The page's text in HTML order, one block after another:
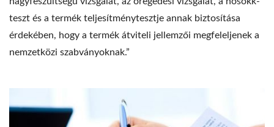
teszt és a termék teljesítménytesztje annak biztosítása
érdekében, hogy a termék átviteli jellemzői megfeleljenek a
nemzetközi szabványoknak.”